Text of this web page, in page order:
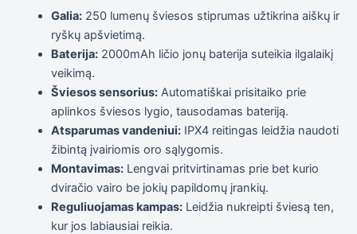
Galia:250 lumenų šviesos stiprumas užtikrina aiškų ir
ryškų apšvietimą.
Baterija:2000mAh ličio jonų baterija suteikia ilgalaikį
veikimą.
Šviesos sensorius:Automatiškai prisitaiko prie
aplinkos šviesos lygio, tausodamas bateriją.
Atsparumas vandeniui:IPX4 reitingas leidžia naudoti
žibintą įvairiomis oro sąlygomis.
Montavimas:Lengvai pritvirtinamas prie bet kurio
dviračio vairo be jokių papildomų įrankių.
Reguliuojamas kampas:Leidžia nukreipti šviesą ten,
kur jos labiausiai reikia.
Rinkodara
Dalindamiesi
pomėgiais ir
mūsų
svetainėje,
galimybę
pamatyti
suasmenintą
pasiūlymus.